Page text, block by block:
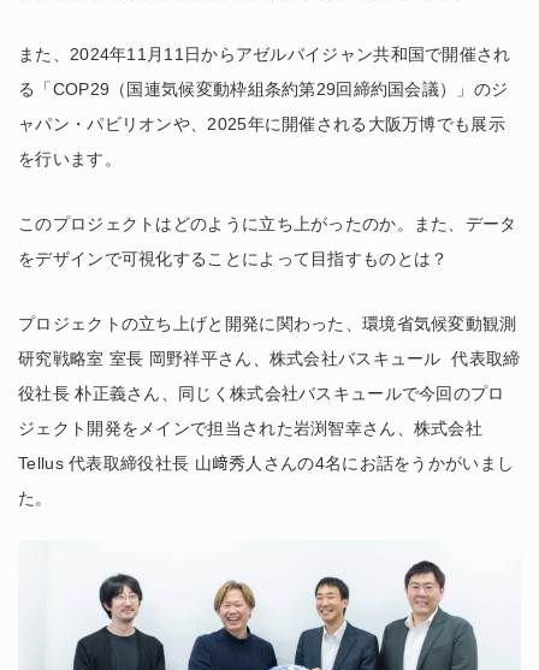
また、2024年11月11日からアゼルバイジャン共和国で開催され
る「COP29（国連気候変動枠組条約第29回締約国会議）」のジ
ャパン・パビリオンや、2025年に開催される大阪万博でも展示
を行います。
このプロジェクトはどのように立ち上がったのか。また、データ
をデザインで可視化することによって目指すものとは？
プロジェクトの立ち上げと開発に関わった、環境省気候変動観測
研究戦略室 室長 岡野祥平さん、株式会社バスキュール ​ 代表取締
役社長 朴正義さん、同じく株式会社バスキュールで今回のプロ
ジェクト開発をメインで担当された岩渕智幸さん、株式会社
Tellus 代表取締役社長 山﨑秀人さんの4名にお話をうかがいまし
た。